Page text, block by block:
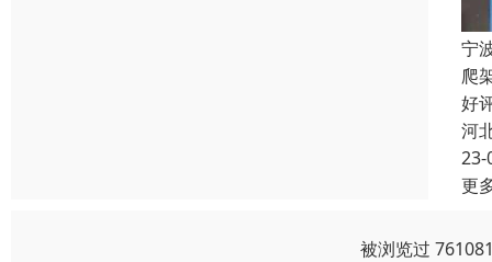
宁
爬
好
河
23-
更
被浏览过